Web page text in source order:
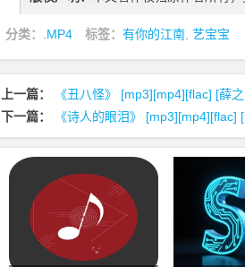
分类： .MP4 标签： 有你的江南 艺宝宝
上一篇：
《丑八怪》 [mp3][mp4][flac] [薛
下一篇：
《诗人的眼泪》 [mp3][mp4][flac]